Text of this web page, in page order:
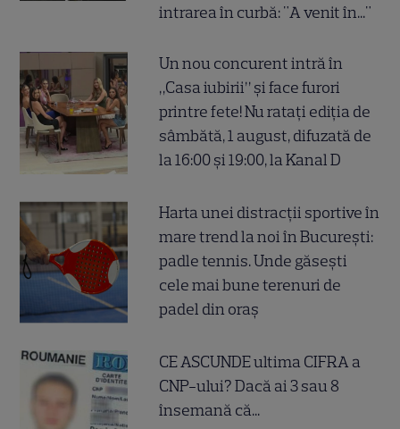
intrarea în curbă: "A venit în..."
Un nou concurent intră în
„Casa iubirii” și face furori
printre fete! Nu ratați ediția de
sâmbătă, 1 august, difuzată de
la 16:00 și 19:00, la Kanal D
Harta unei distracții sportive în
mare trend la noi în București:
padle tennis. Unde găsești
cele mai bune terenuri de
padel din oraș
CE ASCUNDE ultima CIFRA a
CNP-ului? Dacă ai 3 sau 8
însemană că...